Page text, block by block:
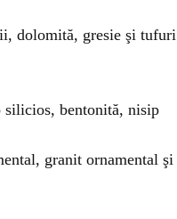
dolomită, gresie şi tufuri
silicios, bentonită, nisip
granit ornamental şi